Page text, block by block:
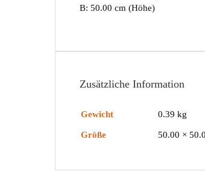
B: 50.00 cm (Höhe)
Zusätzliche Information
Gewicht 0.39 kg
Größe 50.00 ×